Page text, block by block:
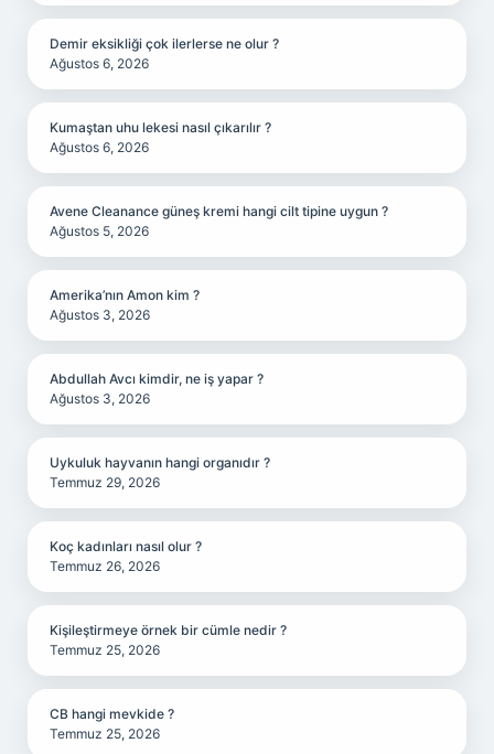
Demir eksikliği çok ilerlerse ne olur ?
Ağustos 6, 2026
Kumaştan uhu lekesi nasıl çıkarılır ?
Ağustos 6, 2026
Avene Cleanance güneş kremi hangi cilt tipine uygun ?
Ağustos 5, 2026
Amerika’nın Amon kim ?
Ağustos 3, 2026
Abdullah Avcı kimdir, ne iş yapar ?
Ağustos 3, 2026
Uykuluk hayvanın hangi organıdır ?
Temmuz 29, 2026
Koç kadınları nasıl olur ?
Temmuz 26, 2026
Kişileştirmeye örnek bir cümle nedir ?
Temmuz 25, 2026
CB hangi mevkide ?
Temmuz 25, 2026